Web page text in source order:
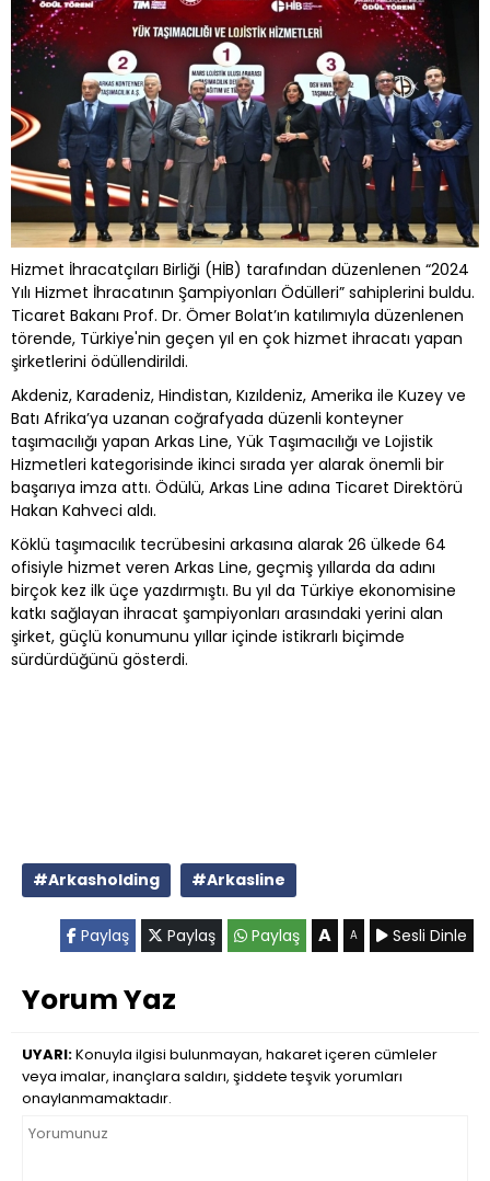
Hizmet İhracatçıları Birliği (HİB) tarafından düzenlenen “2024
Yılı Hizmet İhracatının Şampiyonları Ödülleri” sahiplerini buldu.
Ticaret Bakanı Prof. Dr. Ömer Bolat’ın katılımıyla düzenlenen
törende, Türkiye'nin geçen yıl en çok hizmet ihracatı yapan
şirketlerini ödüllendirildi.
Akdeniz, Karadeniz, Hindistan, Kızıldeniz, Amerika ile Kuzey ve
Batı Afrika’ya uzanan coğrafyada düzenli konteyner
taşımacılığı yapan Arkas Line, Yük Taşımacılığı ve Lojistik
Hizmetleri kategorisinde ikinci sırada yer alarak önemli bir
başarıya imza attı. Ödülü, Arkas Line adına Ticaret Direktörü
Hakan Kahveci aldı.
Köklü taşımacılık tecrübesini arkasına alarak 26 ülkede 64
ofisiyle hizmet veren Arkas Line, geçmiş yıllarda da adını
birçok kez ilk üçe yazdırmıştı. Bu yıl da Türkiye ekonomisine
katkı sağlayan ihracat şampiyonları arasındaki yerini alan
şirket, güçlü konumunu yıllar içinde istikrarlı biçimde
sürdürdüğünü gösterdi.
#Arkasholding #Arkasline
Paylaş Paylaş Paylaş A A Sesli Dinle
Yorum Yaz
UYARI:Konuyla ilgisi bulunmayan, hakaret içeren cümleler
veya imalar, inançlara saldırı, şiddete teşvik yorumları
onaylanmamaktadır.